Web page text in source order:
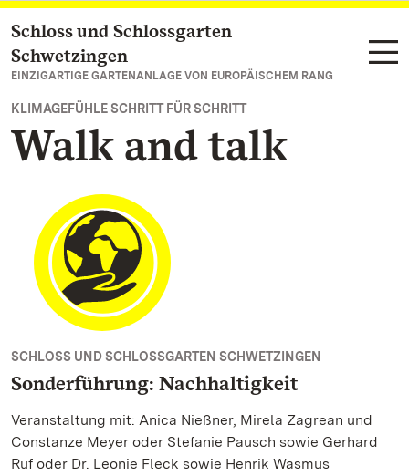
Zum Hauptinhalt springen
Schloss und Schlossgarten
Schwetzingen
EINZIGARTIGE GARTENANLAGE VON EUROPÄISCHEM RANG
KLIMAGEFÜHLE SCHRITT FÜR SCHRITT
Walk and talk
SCHLOSS UND SCHLOSSGARTEN SCHWETZINGEN
Sonderführung: Nachhaltigkeit
Veranstaltung mit: Anica Nießner, Mirela Zagrean und
Constanze Meyer oder Stefanie Pausch sowie Gerhard
Ruf oder Dr. Leonie Fleck sowie Henrik Wasmus